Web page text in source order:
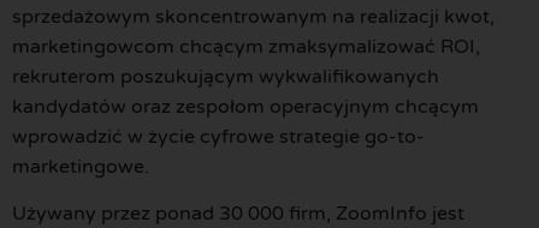
sprzedażowym skoncentrowanym na realizacji kwot,
marketingowcom chcącym zmaksymalizować ROI,
rekruterom poszukującym wykwalifikowanych
kandydatów oraz zespołom operacyjnym chcącym
wprowadzić w życie cyfrowe strategie go-to-
marketingowe.
Używany przez ponad 30 000 firm, ZoomInfo jest